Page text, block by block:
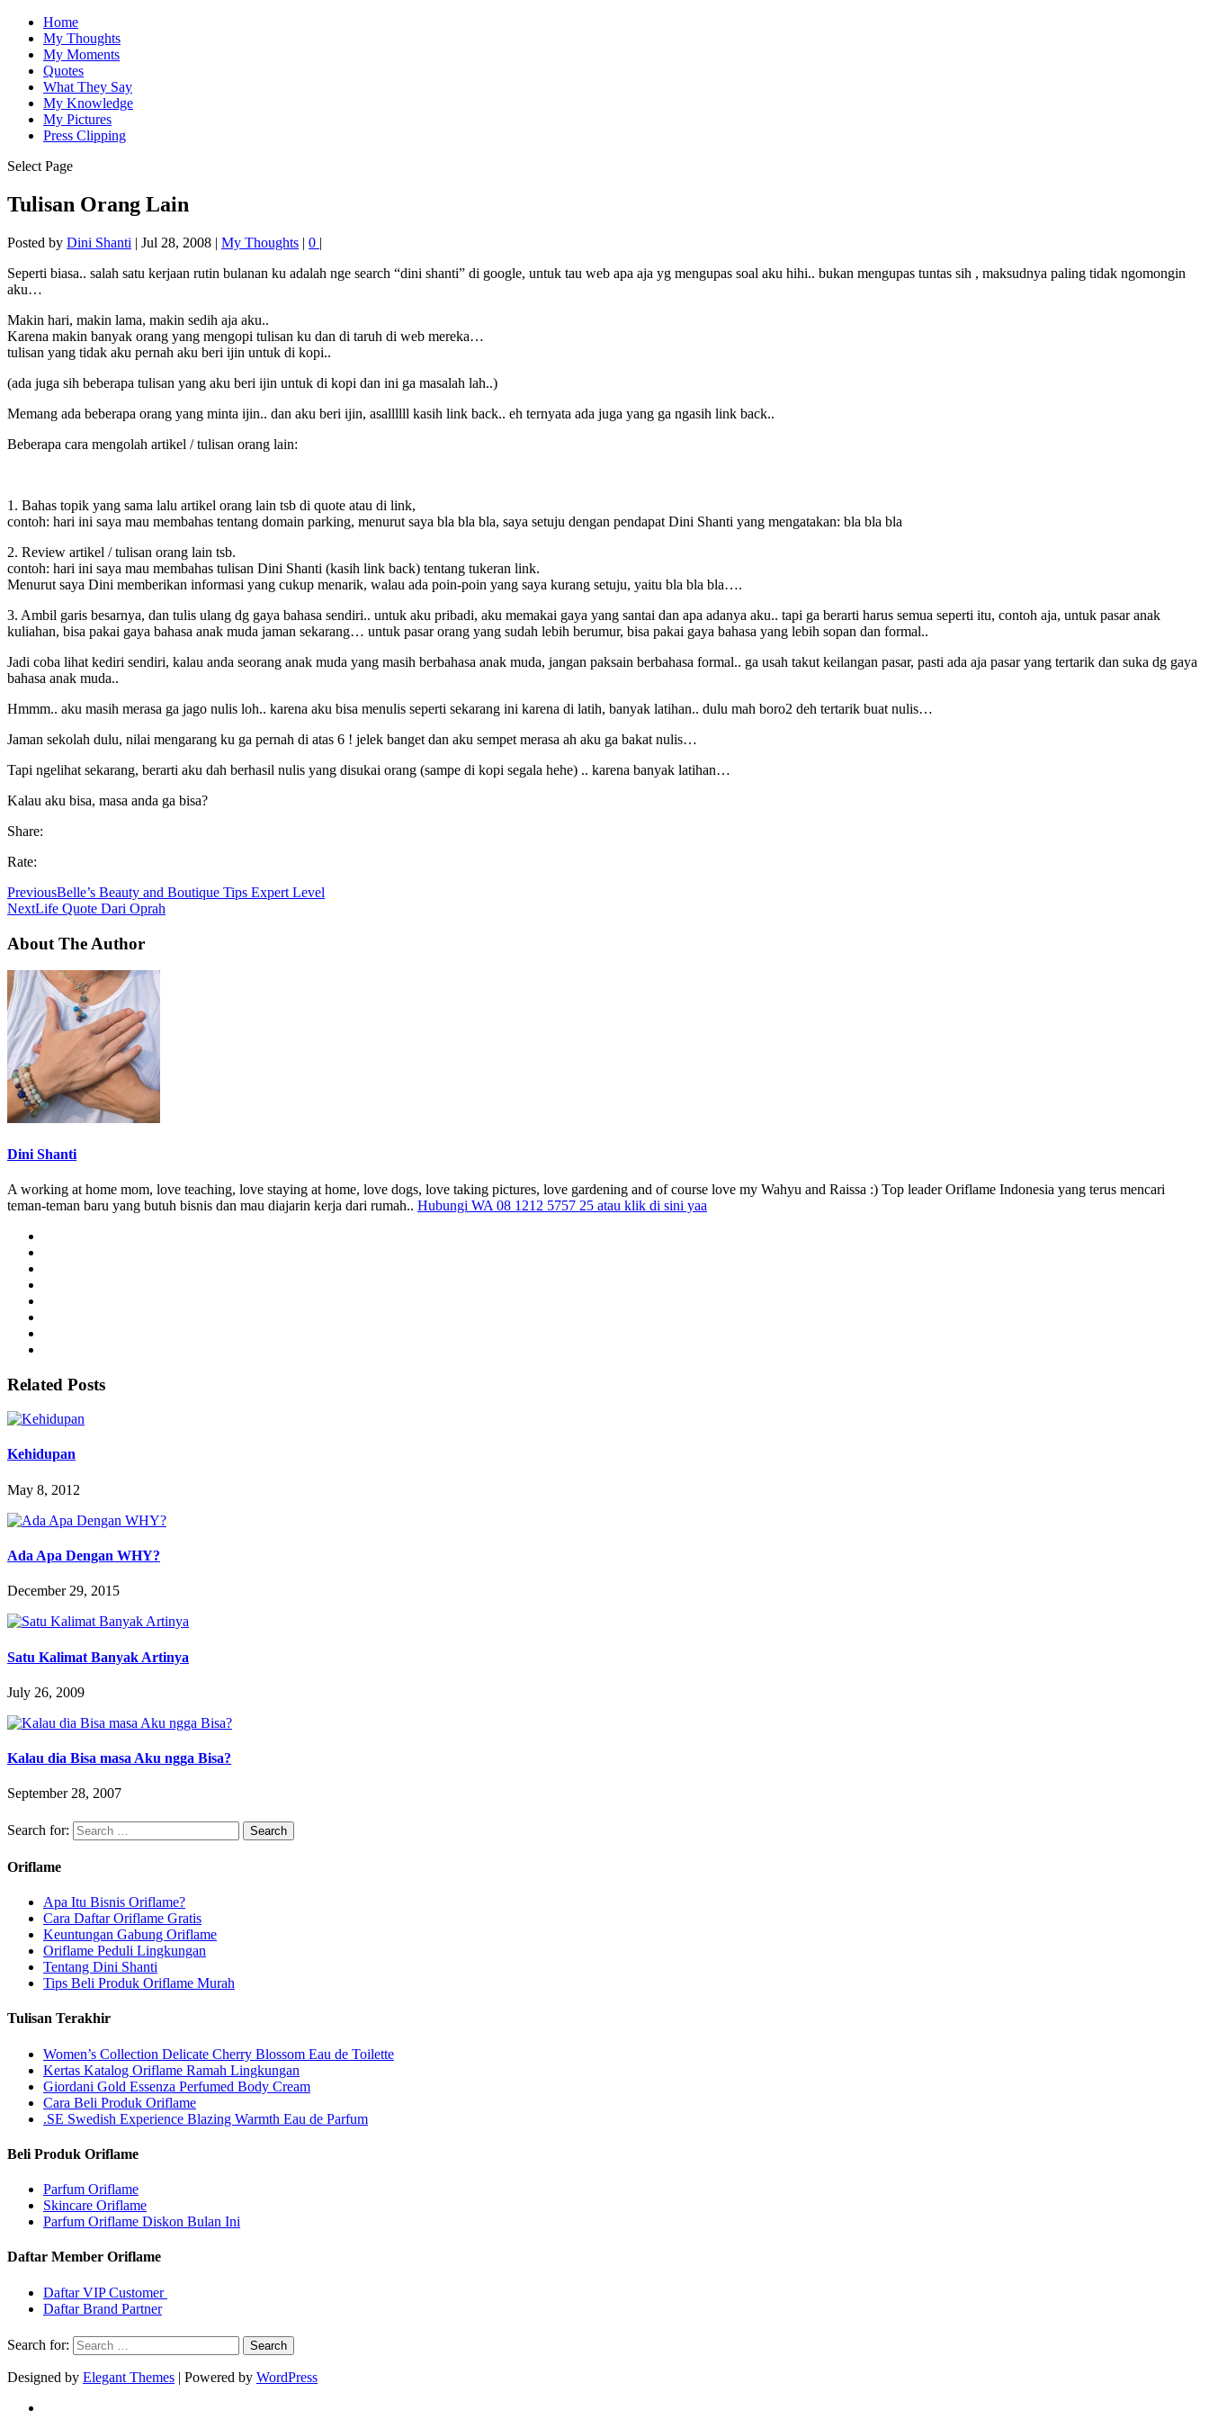
Home
My Thoughts
My Moments
Quotes
What They Say
My Knowledge
My Pictures
Press Clipping
Select Page
Tulisan Orang Lain
Posted by Dini Shanti | Jul 28, 2008 | My Thoughts | 0 |
Seperti biasa.. salah satu kerjaan rutin bulanan ku adalah nge search “dini shanti” di google, untuk tau web apa aja yg mengupas soal aku hihi.. bukan mengupas tuntas sih , maksudnya paling tidak ngomongin
aku…
Makin hari, makin lama, makin sedih aja aku..
Karena makin banyak orang yang mengopi tulisan ku dan di taruh di web mereka…
tulisan yang tidak aku pernah aku beri ijin untuk di kopi..
(ada juga sih beberapa tulisan yang aku beri ijin untuk di kopi dan ini ga masalah lah..)
Memang ada beberapa orang yang minta ijin.. dan aku beri ijin, asallllll kasih link back.. eh ternyata ada juga yang ga ngasih link back..
Beberapa cara mengolah artikel / tulisan orang lain:
1. Bahas topik yang sama lalu artikel orang lain tsb di quote atau di link,
contoh: hari ini saya mau membahas tentang domain parking, menurut saya bla bla bla, saya setuju dengan pendapat Dini Shanti yang mengatakan: bla bla bla
2. Review artikel / tulisan orang lain tsb.
contoh: hari ini saya mau membahas tulisan Dini Shanti (kasih link back) tentang tukeran link.
Menurut saya Dini memberikan informasi yang cukup menarik, walau ada poin-poin yang saya kurang setuju, yaitu bla bla bla….
3. Ambil garis besarnya, dan tulis ulang dg gaya bahasa sendiri.. untuk aku pribadi, aku memakai gaya yang santai dan apa adanya aku.. tapi ga berarti harus semua seperti itu, contoh aja, untuk pasar anak
kuliahan, bisa pakai gaya bahasa anak muda jaman sekarang… untuk pasar orang yang sudah lebih berumur, bisa pakai gaya bahasa yang lebih sopan dan formal..
Jadi coba lihat kediri sendiri, kalau anda seorang anak muda yang masih berbahasa anak muda, jangan paksain berbahasa formal.. ga usah takut keilangan pasar, pasti ada aja pasar yang tertarik dan suka dg gaya
bahasa anak muda..
Hmmm.. aku masih merasa ga jago nulis loh.. karena aku bisa menulis seperti sekarang ini karena di latih, banyak latihan.. dulu mah boro2 deh tertarik buat nulis…
Jaman sekolah dulu, nilai mengarang ku ga pernah di atas 6 ! jelek banget dan aku sempet merasa ah aku ga bakat nulis…
Tapi ngelihat sekarang, berarti aku dah berhasil nulis yang disukai orang (sampe di kopi segala hehe) .. karena banyak latihan…
Kalau aku bisa, masa anda ga bisa?
Share:
Rate:
PreviousBelle’s Beauty and Boutique Tips Expert Level
NextLife Quote Dari Oprah
About The Author
Dini Shanti
A working at home mom, love teaching, love staying at home, love dogs, love taking pictures, love gardening and of course love my Wahyu and Raissa :) Top leader Oriflame Indonesia yang terus mencari
teman-teman baru yang butuh bisnis dan mau diajarin kerja dari rumah.. Hubungi WA 08 1212 5757 25 atau klik di sini yaa
Related Posts
Kehidupan
May 8, 2012
Ada Apa Dengan WHY?
December 29, 2015
Satu Kalimat Banyak Artinya
July 26, 2009
Kalau dia Bisa masa Aku ngga Bisa?
September 28, 2007
Search for:
Oriflame
Apa Itu Bisnis Oriflame?
Cara Daftar Oriflame Gratis
Keuntungan Gabung Oriflame
Oriflame Peduli Lingkungan
Tentang Dini Shanti
Tips Beli Produk Oriflame Murah
Tulisan Terakhir
Women’s Collection Delicate Cherry Blossom Eau de Toilette
Kertas Katalog Oriflame Ramah Lingkungan
Giordani Gold Essenza Perfumed Body Cream
Cara Beli Produk Oriflame
.SE Swedish Experience Blazing Warmth Eau de Parfum
Beli Produk Oriflame
Parfum Oriflame
Skincare Oriflame
Parfum Oriflame Diskon Bulan Ini
Daftar Member Oriflame
Daftar VIP Customer
Daftar Brand Partner
Search for:
Designed by Elegant Themes | Powered by WordPress